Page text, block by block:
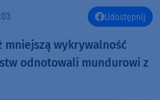
Udostępnij
mniejszą wykrywalność
odnotowali mundurowi z